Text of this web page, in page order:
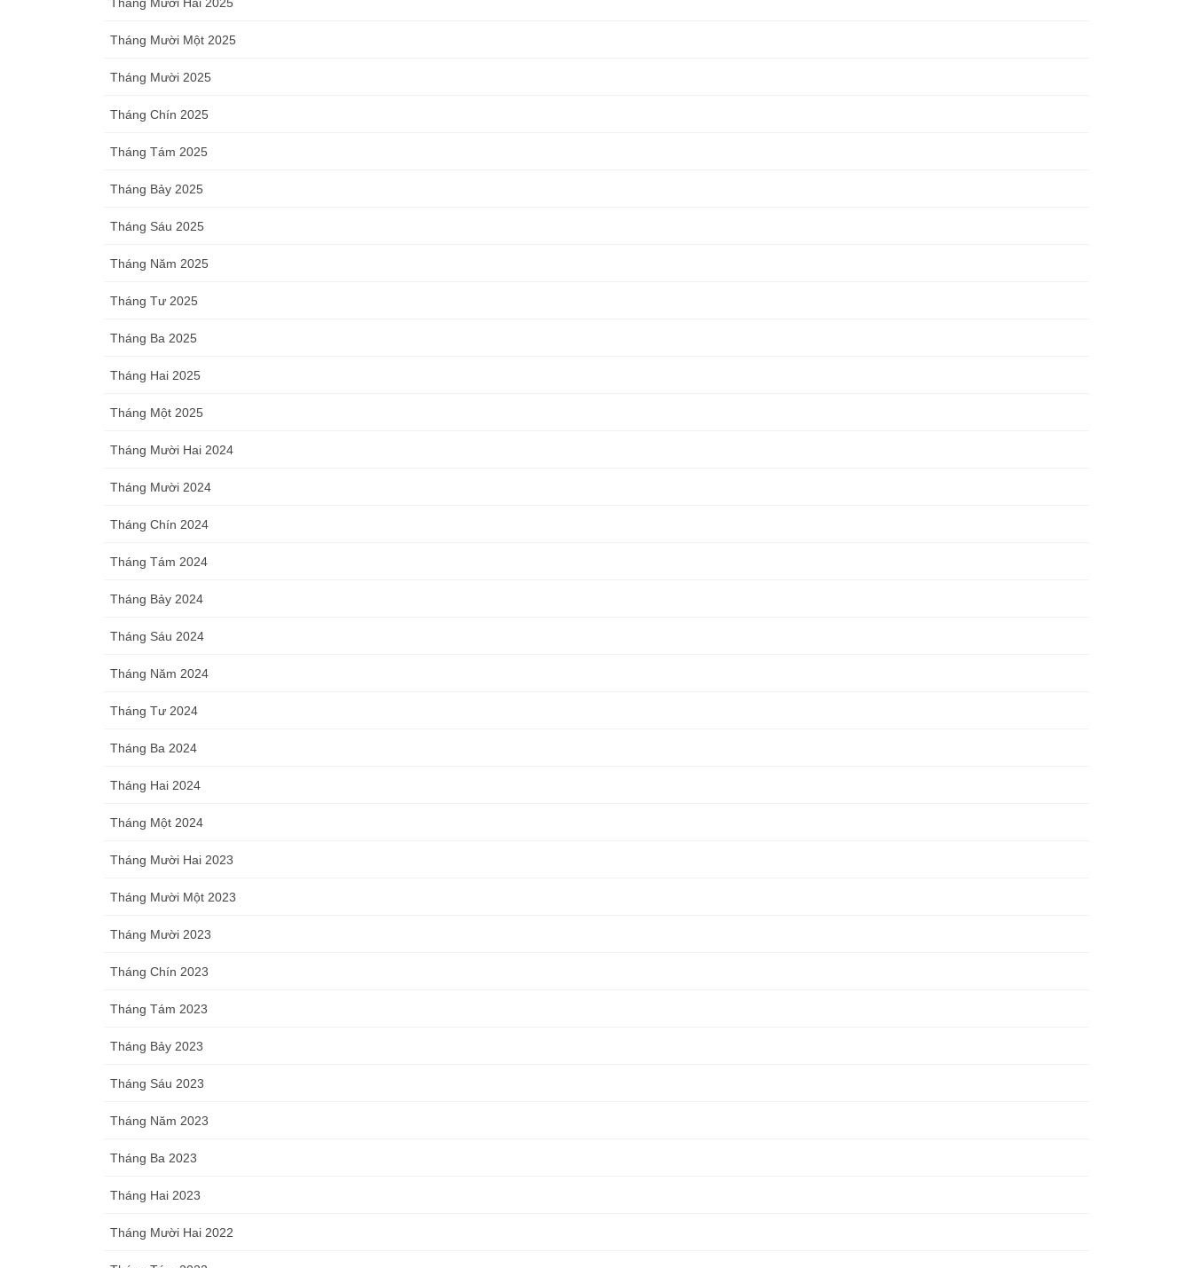
Tháng Mười Một 2025
Tháng Mười 2025
Tháng Chín 2025
Tháng Tám 2025
Tháng Bảy 2025
Tháng Sáu 2025
Tháng Năm 2025
Tháng Tư 2025
Tháng Ba 2025
Tháng Hai 2025
Tháng Một 2025
Tháng Mười Hai 2024
Tháng Mười 2024
Tháng Chín 2024
Tháng Tám 2024
Tháng Bảy 2024
Tháng Sáu 2024
Tháng Năm 2024
Tháng Tư 2024
Tháng Ba 2024
Tháng Hai 2024
Tháng Một 2024
Tháng Mười Hai 2023
Tháng Mười Một 2023
Tháng Mười 2023
Tháng Chín 2023
Tháng Tám 2023
Tháng Bảy 2023
Tháng Sáu 2023
Tháng Năm 2023
Tháng Ba 2023
Tháng Hai 2023
Tháng Mười Hai 2022